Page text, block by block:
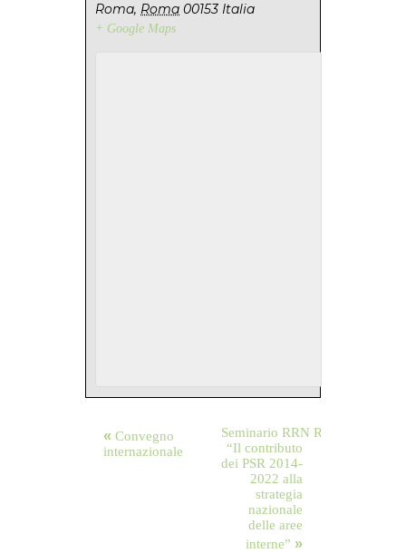
Roma, Roma 00153 Italia
+ Google Maps
« Convegno
internazionale
Seminario RRN ReteLeader
“Il contributo
dei PSR 2014-
2022 alla
strategia
nazionale
delle aree
interne” »